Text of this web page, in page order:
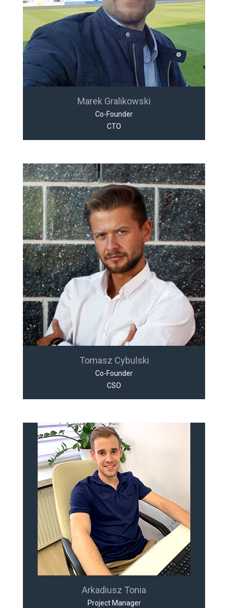
Marek Gralikowski
Co-Founder
CTO
Tomasz Cybulski
Co-Founder
CSO
Arkadiusz Tonia
Project Manager